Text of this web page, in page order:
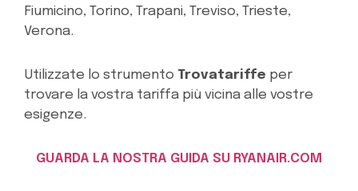
Fiumicino, Torino, Trapani, Treviso, Trieste,
Verona.
Utilizzate lo strumento Trovatariffe per
trovare la vostra tariffa più vicina alle vostre
esigenze.
GUARDA LA NOSTRA GUIDA SU RYANAIR.COM